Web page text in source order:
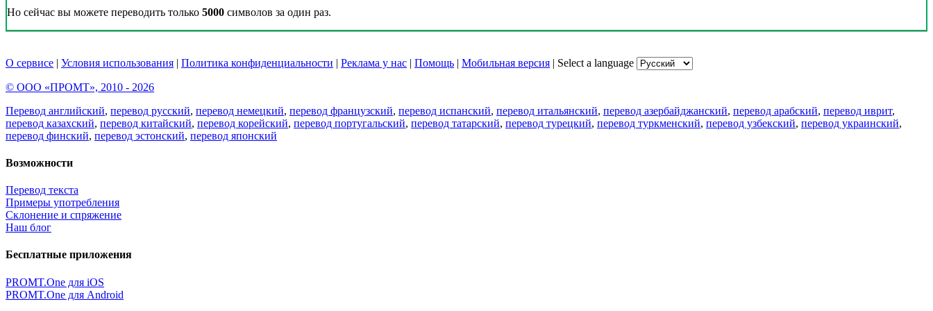
Но сейчас вы можете переводить только 5000 символов за один раз.
О сервисе | Условия использования | Политика конфиденциальности | Реклама у нас | Помощь | Мобильная версия | Select a language
© ООО «ПРОМТ», 2010 - 2026
Перевод английский, перевод русский, перевод немецкий, перевод французский, перевод испанский, перевод итальянский, перевод азербайджанский, перевод арабский, перевод иврит,
перевод казахский, перевод китайский, перевод корейский, перевод португальский, перевод татарский, перевод турецкий, перевод туркменский, перевод узбекский, перевод украинский,
перевод финский, перевод эстонский, перевод японский
Возможности
Перевод текста
Примеры употребления
Склонение и спряжение
Наш блог
Бесплатные приложения
PROMT.One для iOS
PROMT.One для Android